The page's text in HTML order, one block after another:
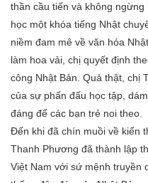
thần cầu tiến và không
học một khóa tiếng Nhật
niềm đam mê về văn hóa
làm hoa vải, chị quyết định
công Nhật Bản. Quả thật, chị
của sự phấn đấu học tập,
đáng để các bạn trẻ noi theo.
Đến khi đã chín muồi về kiến
Thanh Phương đã thành lập
Việt Nam với sứ mệnh truyền